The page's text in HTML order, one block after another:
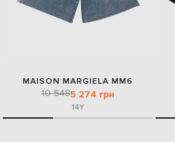
MAISON MARGIELA MM6
10 5485 274 грн
14Y